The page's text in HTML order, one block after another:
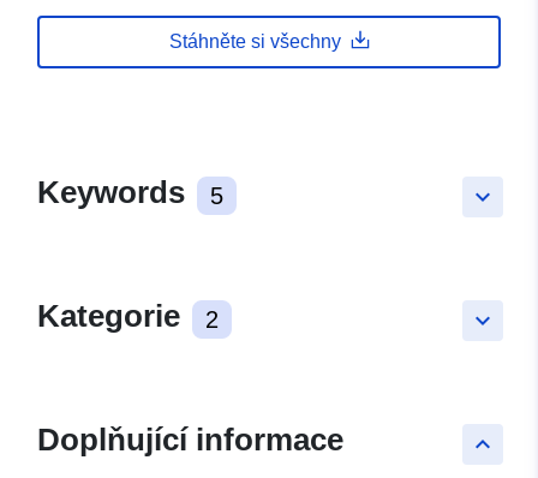
Stáhněte si všechny
keyboard_arrow_down
Keywords 5
keyboard_arrow_down
Kategorie 2
keyboard_arrow_up
Doplňující informace